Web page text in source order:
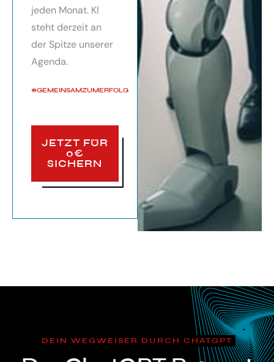
jeden Monat. KI
steht derzeit an
der Spitze unserer
Agenda.
#GEMEINSAMZUMERFOLG
JETZT FÜR
0€
SICHERN
DEIN WEGWEISER DURCH CHATGPT